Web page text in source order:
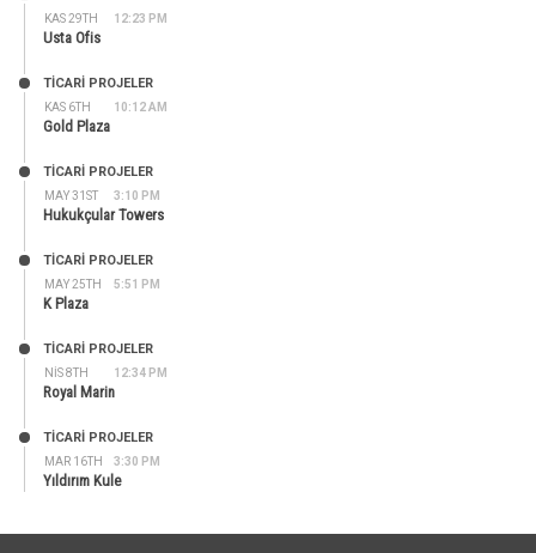
KAS 29TH 12:23 PM
Usta Ofis
KAS 6TH 10:12 AM
TİCARİ PROJELER
Gold Plaza
MAY 31ST 3:10 PM
TİCARİ PROJELER
Hukukçular Towers
MAY 25TH 5:51 PM
TİCARİ PROJELER
K Plaza
NIS 8TH 12:34 PM
TİCARİ PROJELER
Royal Marin
MAR 16TH 3:30 PM
TİCARİ PROJELER
Yıldırım Kule